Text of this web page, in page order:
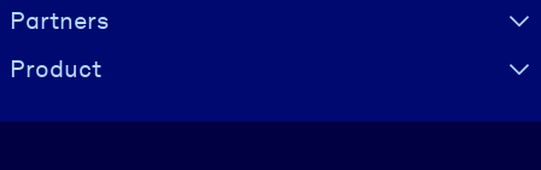
Partners
Product